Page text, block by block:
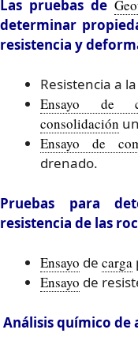
Las pruebas de
determinar
resistencia y
Resistencia a la
Ensayo de
consolidación
Ensayo de
drenado.
Pruebas para
resistencia de las
Ensayo de carga
Ensayo de
Análisis químico de